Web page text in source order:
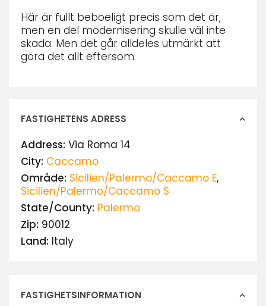
Här är fullt beboeligt precis som det är,
men en del modernisering skulle väl inte
skada. Men det går alldeles utmärkt att
göra det allt eftersom.
FASTIGHETENS ADRESS
Address: Via Roma 14
City: Caccamo
Område: Sicilien/Palermo/Caccamo E,
Sicilien/Palermo/Caccamo S
State/County: Palermo
Zip: 90012
Land: Italy
FASTIGHETSINFORMATION